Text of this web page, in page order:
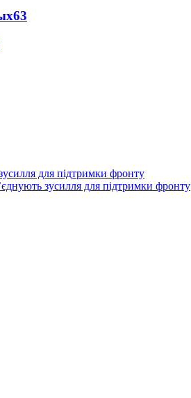
63
зусилля для підтримки фронту